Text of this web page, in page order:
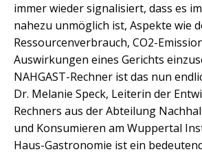
immer wieder signalisiert, dass es
nahezu unmöglich ist, Aspekte wie
Ressourcenverbrauch, CO2-
Auswirkungen eines Gerichts
NAHGAST-Rechner ist das nun
Dr. Melanie Speck, Leiterin der
Rechners aus der Abteilung
und Konsumieren am Wuppertal
Haus-Gastronomie ist ein